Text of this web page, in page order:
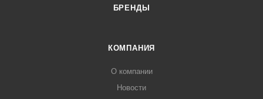
БРЕНДЫ
КОМПАНИЯ
О компании
Новости